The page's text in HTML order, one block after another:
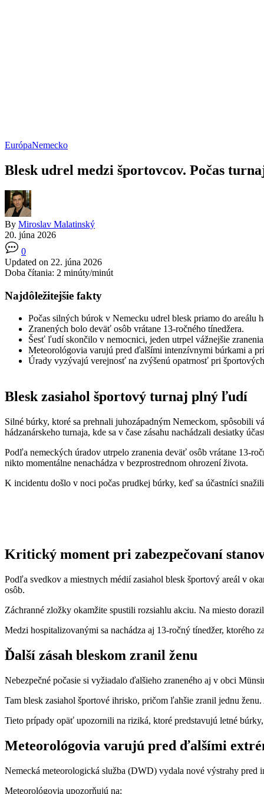
EurópaNemecko
Blesk udrel medzi športovcov. Počas
By Miroslav Malatinský
20. júna 2026
0
Updated on 22. júna 2026
Doba čítania: 2 minúty/minút
Najdôležitejšie fakty
Počas silných búrok v Nemecku udrel blesk priamo do areálu
Zranených bolo deväť osôb vrátane 13-ročného tínedžera.
Šesť ľudí skončilo v nemocnici, jeden utrpel vážnejšie
Meteorológovia varujú pred ďalšími intenzívnymi búrkami a
Úrady vyzývajú verejnosť na zvýšenú opatrnosť pri
Blesk zasiahol športový turnaj plný ľudí
Silné búrky, ktoré sa prehnali juhozápadným Nemeckom, spôsobili
hádzanárskeho turnaja, kde sa v čase zásahu nachádzali desiatky
Podľa nemeckých úradov utrpelo zranenia deväť osôb vrátane 13-
nikto momentálne nenachádza v bezprostrednom ohrození života.
K incidentu došlo v noci počas prudkej búrky, keď sa účastníci
Kritický moment pri zabezpečovaní
Podľa svedkov a miestnych médií zasiahol blesk športový areál v
osôb.
Záchranné zložky okamžite spustili rozsiahlu akciu. Na miesto
Medzi hospitalizovanými sa nachádza aj 13-ročný tínedžer, ktorého
Ďalší zásah bleskom zranil ženu
Nebezpečné počasie si vyžiadalo ďalšieho zraneného aj v obci
Tam blesk zasiahol športové ihrisko, pričom ľahšie zranil jednu
Tieto prípady opäť upozornili na riziká, ktoré predstavujú letné
Meteorológovia varujú pred ďalšími
Nemecká meteorologická služba (DWD) vydala nové výstrahy
Meteorológovia upozorňujú na: